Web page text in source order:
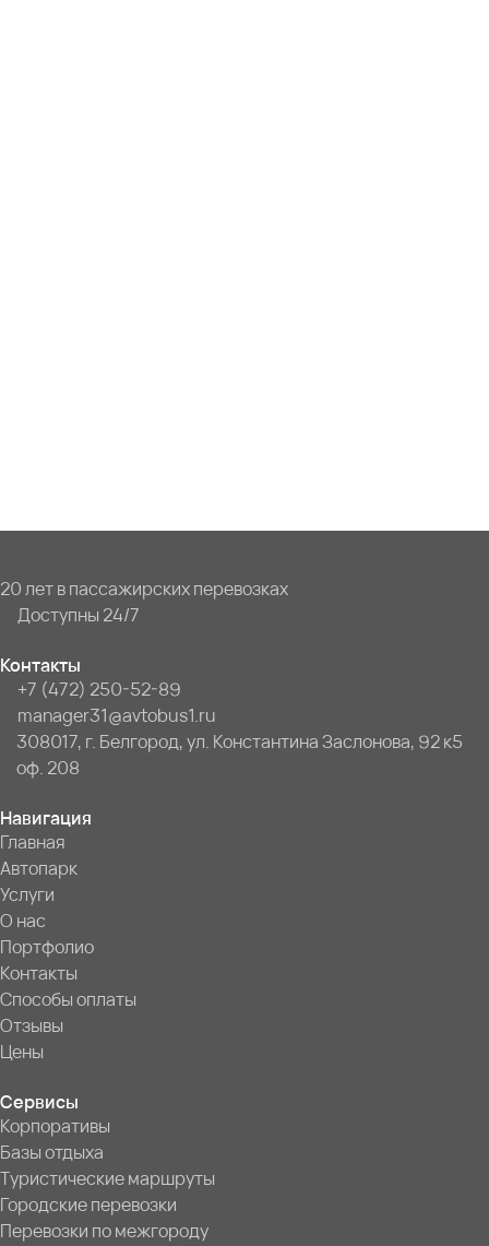
20 лет в пассажирских перевозках
Доступны 24/7
Контакты
+7 (472) 250-52-89
manager31@avtobus1.ru
308017, г. Белгород, ул. Константина Заслонова, 92 к5
оф. 208
Навигация
Главная
Автопарк
Услуги
О нас
Портфолио
Контакты
Способы оплаты
Отзывы
Цены
Сервисы
Корпоративы
Базы отдыха
Туристические маршруты
Городские перевозки
Перевозки по межгороду